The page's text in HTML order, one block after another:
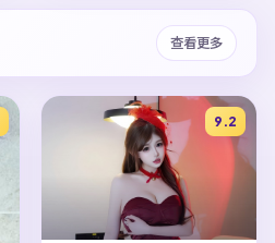
查看更多
9.2